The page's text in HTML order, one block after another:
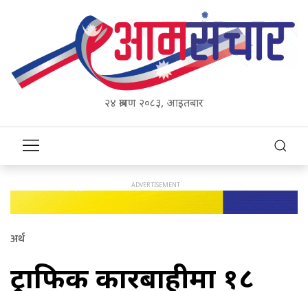
२४ श्रावण २०८३, आइतबार
अर्थ
ट्राफिक कारबाहीमा १८